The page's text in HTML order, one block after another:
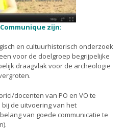
zijn:
en cultuurhistorisch onderzoek
voor de doelgroep begrijpelijke
draagvlak voor de archeologie
docenten van PO en VO te
de uitvoering van het
van goede communicatie te